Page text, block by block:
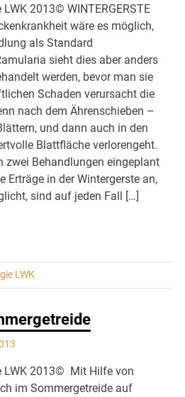
2013© WINTERGERSTE
wäre es möglich,
als Standard
sieht dies aber anders
werden, bevor man sie
Schaden verursacht die
nach dem Ährenschieben –
und dann auch in den
Blattfläche verlorengeht.
zwei Behandlungen eingeplant
Erträge in der Wintergerste an,
sind auf jeden Fall […]
LWK
LWK 2013© Mit Hilfe von
im Sommergetreide auf